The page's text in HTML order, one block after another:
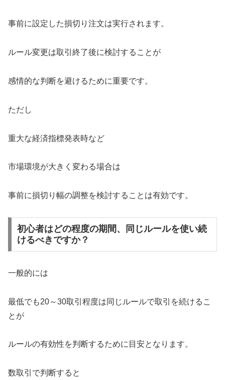
事前に設定した損切り注文は実行されます。
ルール変更は取引終了後に検討することが
感情的な判断を避けるために重要です。
ただし
重大な経済指標発表時など
市場環境が大きく変わる場合は
事前に損切り幅の調整を検討することは有効です。
初心者はどの程度の期間、同じルールを使い続
けるべきですか？
一般的には
最低でも20～30取引程度は同じルールで取引を続けるこ
とが
ルールの有効性を判断するために目安となります。
数取引で判断すると